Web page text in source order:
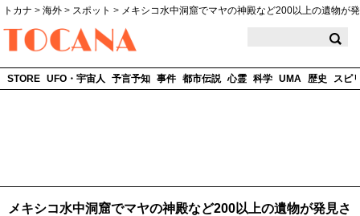
トカナ > 海外 > スポット > メキシコ水中洞窟でマヤの神殿など200以上の遺物が
STORE UFO・宇宙人 予言予知 事件 都市伝説 心霊 科学 UMA 歴史 スピ
メキシコ水中洞窟でマヤの神殿など200以上の遺物が発見さ